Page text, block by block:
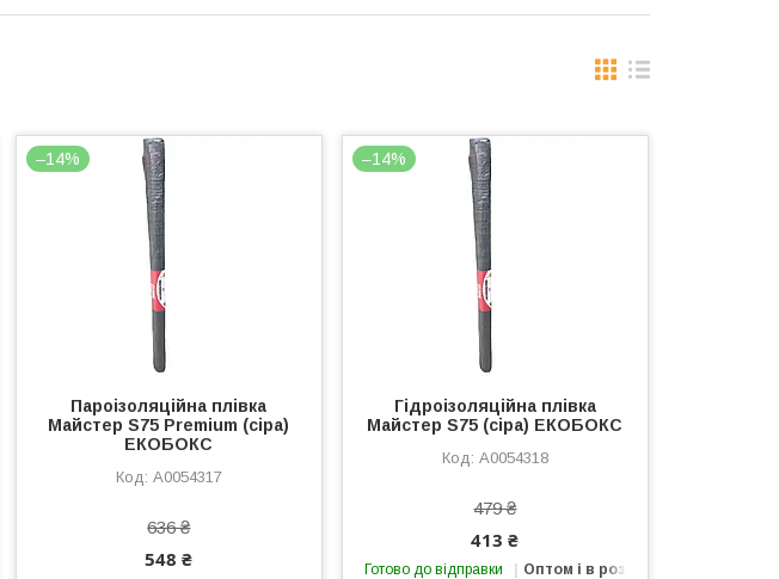
–14%
Пароізоляційна плівка
Майстер S75 Premium (сіра)
ЕКОБОКС
А0054317
636 ₴
548 ₴
–14%
Гідроізоляційна плівка
Майстер S75 (сіра) ЕКОБОКС
А0054318
479 ₴
413 ₴
Готово до відправки Оптом і в роздріб